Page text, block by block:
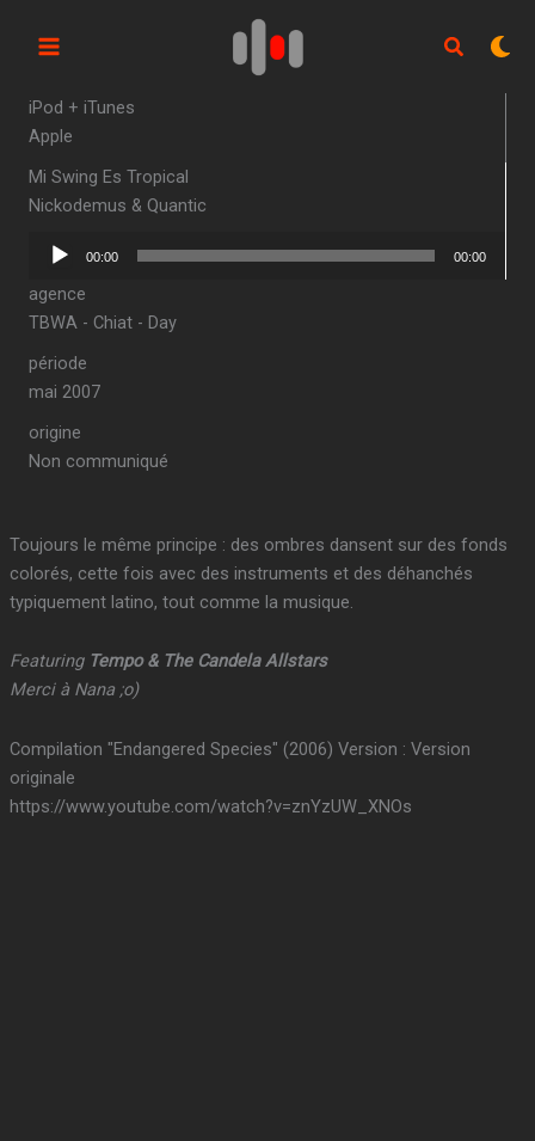
iPod + iTunes
Apple
Mi Swing Es Tropical
Nickodemus & Quantic
Lecteur
00:00 00:00
agence
TBWA - Chiat - Day
période
mai 2007
origine
Non communiqué
Toujours le même principe : des ombres dansent sur des fonds
colorés, cette fois avec des instruments et des déhanchés
typiquement latino, tout comme la musique.
Featuring Tempo & The Candela Allstars
Merci à Nana ;o)
Compilation "Endangered Species" (2006) Version : Version
originale
https://www.youtube.com/watch?v=znYzUW_XNOs